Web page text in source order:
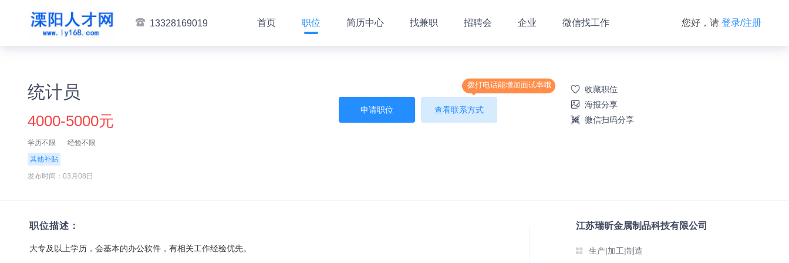
13328169019 首页 职位 简历中心 找兼职 招聘会 企业 微信找工作 您好，请 登录/注册
统计员
4000-5000元
学历不限
经验不限
其他补贴
发布时间：03月08日
收藏职位
海报分享
微信扫码分享
拨打电话能增加面试率哦
申请职位 查看联系方式
职位描述：
大专及以上学历，会基本的办公软件，有相关工作经验优先。
江苏瑞昕金属制品科技有限公司
生产|加工|制造